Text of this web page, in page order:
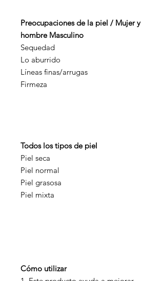
Preocupaciones de la piel / Mujer y
hombre Masculino
Sequedad
Lo aburrido
Líneas finas/arrugas
Firmeza
Todos los tipos de piel
Piel seca
Piel normal
Piel grasosa
Piel mixta
Cómo utilizar